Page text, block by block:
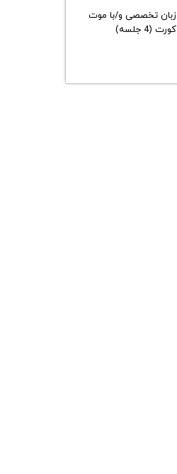
زبان تخصصی و/با موت
کورت (4 جلسه)